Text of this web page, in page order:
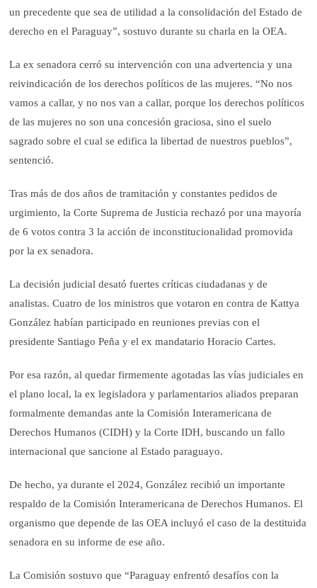
un precedente que sea de utilidad a la consolidación del Estado de
derecho en el Paraguay”, sostuvo durante su charla en la OEA.
La ex senadora cerró su intervención con una advertencia y una
reivindicación de los derechos políticos de las mujeres. “No nos
vamos a callar, y no nos van a callar, porque los derechos políticos
de las mujeres no son una concesión graciosa, sino el suelo
sagrado sobre el cual se edifica la libertad de nuestros pueblos”,
sentenció.
Tras más de dos años de tramitación y constantes pedidos de
urgimiento, la Corte Suprema de Justicia rechazó por una mayoría
de 6 votos contra 3 la acción de inconstitucionalidad promovida
por la ex senadora.
La decisión judicial desató fuertes críticas ciudadanas y de
analistas. Cuatro de los ministros que votaron en contra de Kattya
González habían participado en reuniones previas con el
presidente Santiago Peña y el ex mandatario Horacio Cartes.
Por esa razón, al quedar firmemente agotadas las vías judiciales en
el plano local, la ex legisladora y parlamentarios aliados preparan
formalmente demandas ante la Comisión Interamericana de
Derechos Humanos (CIDH) y la Corte IDH, buscando un fallo
internacional que sancione al Estado paraguayo.
De hecho, ya durante el 2024, González recibió un importante
respaldo de la Comisión Interamericana de Derechos Humanos. El
organismo que depende de las OEA incluyó el caso de la destituida
senadora en su informe de ese año.
La Comisión sostuvo que “Paraguay enfrentó desafíos con la